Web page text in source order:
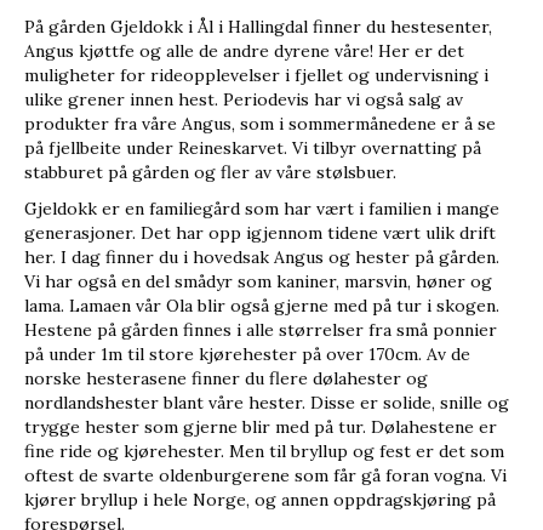
På gården Gjeldokk i Ål i Hallingdal finner du hestesenter,
Angus kjøttfe og alle de andre dyrene våre! Her er det
muligheter for rideopplevelser i fjellet og undervisning i
ulike grener innen hest. Periodevis har vi også salg av
produkter fra våre Angus, som i sommermånedene er å se
på fjellbeite under Reineskarvet. Vi tilbyr overnatting på
stabburet på gården og fler av våre stølsbuer.
Gjeldokk er en familiegård som har vært i familien i mange
generasjoner. Det har opp igjennom tidene vært ulik drift
her. I dag finner du i hovedsak Angus og hester på gården.
Vi har også en del smådyr som kaniner, marsvin, høner og
lama. Lamaen vår Ola blir også gjerne med på tur i skogen.
Hestene på gården finnes i alle størrelser fra små ponnier
på under 1m til store kjørehester på over 170cm. Av de
norske hesterasene finner du flere dølahester og
nordlandshester blant våre hester. Disse er solide, snille og
trygge hester som gjerne blir med på tur. Dølahestene er
fine ride og kjørehester. Men til bryllup og fest er det som
oftest de svarte oldenburgerene som får gå foran vogna. Vi
kjører bryllup i hele Norge, og annen oppdragskjøring på
forespørsel.